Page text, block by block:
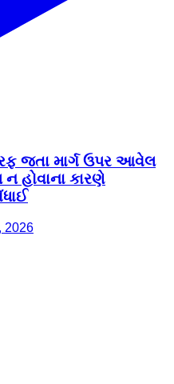
જતા માર્ગ ઉપર આવેલ
ન હોવાના કારણે
2026